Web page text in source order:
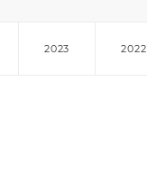
2023 2022